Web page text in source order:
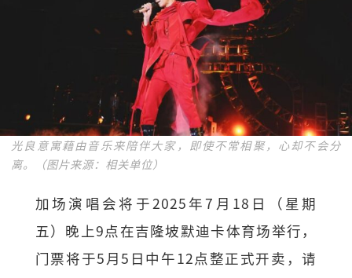
光良意寓藉由音乐来陪伴大家，即使不常相聚，心却不会分
离。（图片来源：相关单位）
加场演唱会将于2025年7月18日（星期
五）晚上9点在吉隆坡默迪卡体育场举行，
门票将于5月5日中午12点整正式开卖，请